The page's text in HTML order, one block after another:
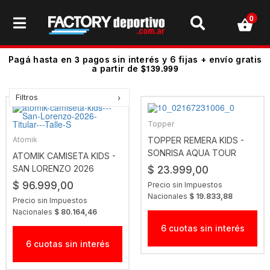
Pagá hasta en 3 pagos sin interés y 6 fijas + envío gratis
a partir de $139.999
0
Filtros
Atomik
ATOMIK CAMISETA KIDS -
SAN LORENZO 2026
TITULAR
$ 96.999,00
Precio sin Impuestos
Nacionales $ 80.164,46
6 cuotas sin interés
Topper
TOPPER REMERA KIDS -
SONRISA AQUA TOUR
$ 23.999,00
Precio sin Impuestos
Nacionales $ 19.833,88
6 cuotas sin interés